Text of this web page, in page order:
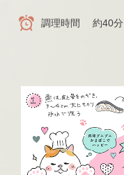
調理時間 約40分